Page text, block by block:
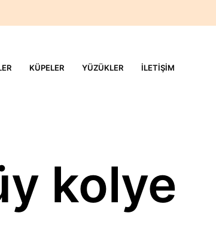
KÜPELER YÜZÜKLER İLETIŞIM
kolye